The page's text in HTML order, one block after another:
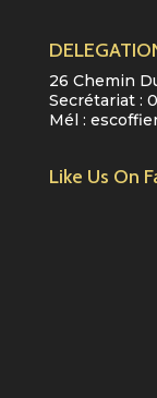
26 Chemin
Secrétariat :
Mél :
Like Us On